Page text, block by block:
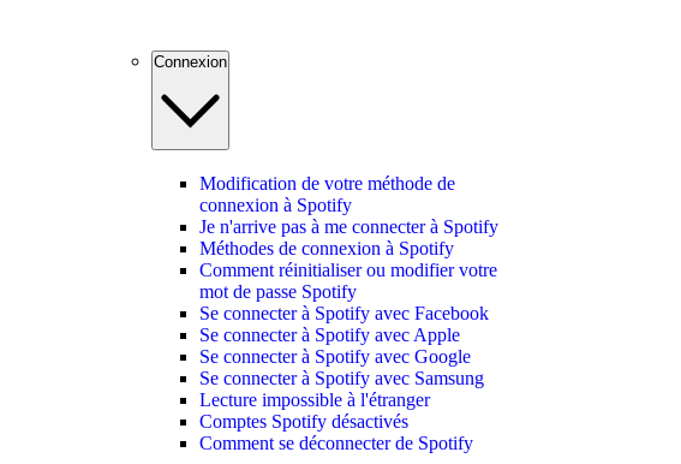
Connexion
Modification de votre méthode de
connexion à Spotify
Je n'arrive pas à me connecter à Spotify
Méthodes de connexion à Spotify
Comment réinitialiser ou modifier votre
mot de passe Spotify
Se connecter à Spotify avec Facebook
Se connecter à Spotify avec Apple
Se connecter à Spotify avec Google
Se connecter à Spotify avec Samsung
Lecture impossible à l'étranger
Comptes Spotify désactivés
Comment se déconnecter de Spotify